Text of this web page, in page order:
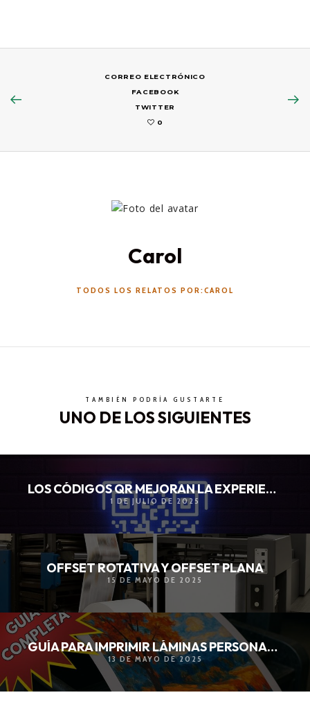
CORREO ELECTRÓNICO
FACEBOOK
TWITTER
0
Carol
TODOS LOS RELATOS POR:CAROL
TAMBIÉN PODRÍA GUSTARTE
UNO DE LOS SIGUIENTES
LOS CÓDIGOS QR MEJORAN LA EXPERIENCIA DEL CLIENTE
1 DE JULIO DE 2025
OFFSET ROTATIVA Y OFFSET PLANA
15 DE MAYO DE 2025
GUÍA PARA IMPRIMIR LÁMINAS PERSONALIZADAS
13 DE MAYO DE 2025